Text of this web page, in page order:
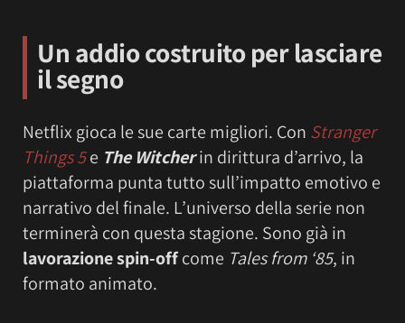
Un addio costruito per lasciare
il segno
Netflix gioca le sue carte migliori. Con Stranger
Things 5e The Witcherin dirittura d’arrivo, la
piattaforma punta tutto sull’impatto emotivo e
narrativo del finale. L’universo della serie non
terminerà con questa stagione. Sono già in
lavorazione spin-offcome Tales from ‘85, in
formato animato.